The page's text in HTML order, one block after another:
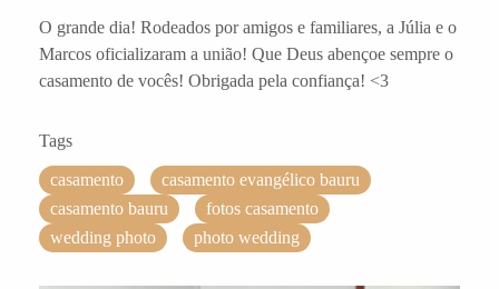
O grande dia! Rodeados por amigos e familiares, a Júlia e o
Marcos oficializaram a união! Que Deus abençoe sempre o
casamento de vocês! Obrigada pela confiança! <3
Tags
casamento
casamento evangélico bauru
casamento bauru
fotos casamento
wedding photo
photo wedding